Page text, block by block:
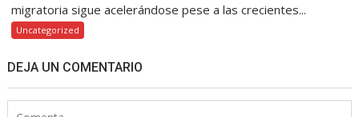
migratoria sigue acelerándose pese a las crecientes...
Uncategorized
DEJA UN COMENTARIO